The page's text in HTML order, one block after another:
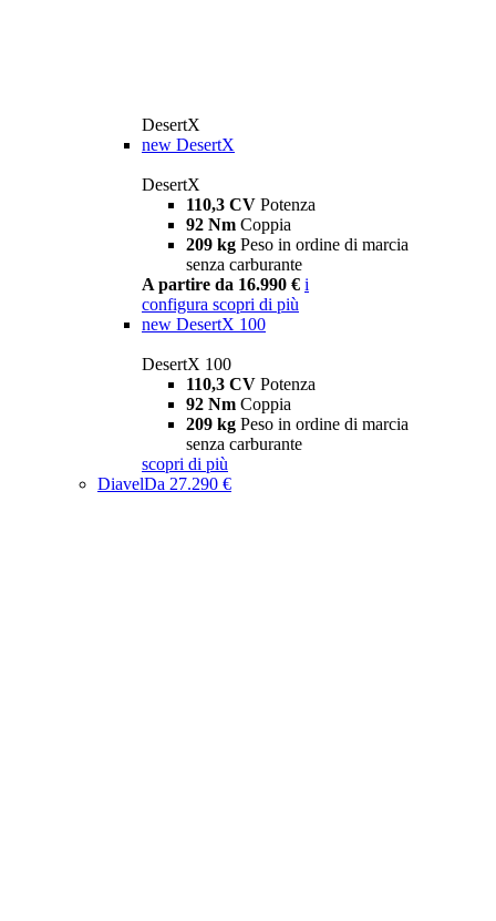
DesertX
new DesertX
DesertX
110,3 CV Potenza
92 Nm Coppia
209 kg Peso in ordine di marcia
senza carburante
A partire da 16.990 € i
configura scopri di più
new DesertX 100
DesertX 100
110,3 CV Potenza
92 Nm Coppia
209 kg Peso in ordine di marcia
senza carburante
scopri di più
DiavelDa 27.290 €